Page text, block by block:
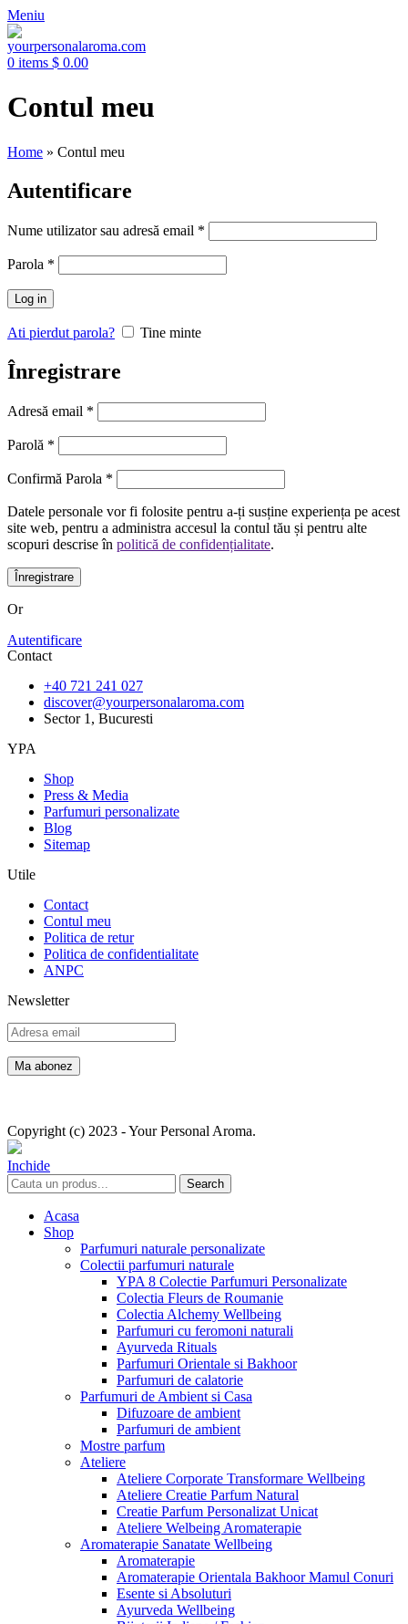
Meniu
0 items $ 0.00
Contul meu
Home » Contul meu
Autentificare
Nume utilizator sau adresă email *
Parola *
Log in
Ati pierdut parola? Tine minte
Înregistrare
Adresă email *
Parolă *
Confirmă Parola *
Datele personale vor fi folosite pentru a-ți susține experiența pe acest
site web, pentru a administra accesul la contul tău și pentru alte
scopuri descrise în politică de confidențialitate.
Înregistrare
Or
Autentificare
Contact
+40 721 241 027
discover@yourpersonalaroma.com
Sector 1, Bucuresti
YPA
Shop
Press & Media
Parfumuri personalizate
Blog
Sitemap
Utile
Contact
Contul meu
Politica de retur
Politica de confidentialitate
ANPC
Newsletter
Copyright (c) 2023 - Your Personal Aroma.
Inchide
Search
Acasa
Shop
Parfumuri naturale personalizate
Colectii parfumuri naturale
YPA 8 Colectie Parfumuri Personalizate
Colectia Fleurs de Roumanie
Colectia Alchemy Wellbeing
Parfumuri cu feromoni naturali
Ayurveda Rituals
Parfumuri Orientale si Bakhoor
Parfumuri de calatorie
Parfumuri de Ambient si Casa
Difuzoare de ambient
Parfumuri de ambient
Mostre parfum
Ateliere
Ateliere Corporate Transformare Wellbeing
Ateliere Creatie Parfum Natural
Creatie Parfum Personalizat Unicat
Ateliere Welbeing Aromaterapie
Aromaterapie Sanatate Wellbeing
Aromaterapie
Aromaterapie Orientala Bakhoor Mamul Conuri
Esente si Absoluturi
Ayurveda Wellbeing